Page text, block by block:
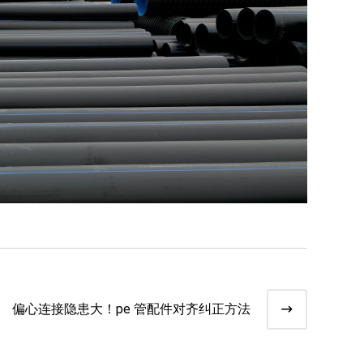
偏心连接隐患大！pe 管配件对齐纠正方法​